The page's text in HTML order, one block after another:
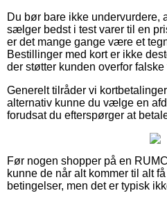
Du bør bare ikke undervurdere,
sælger bedst i test varer til en
er det mange gange være et
Bestillinger med kort er ikke
der støtter kunden overfor
Generelt tilråder vi
alternativ kunne du vælge en
forudsat du efterspørger at
Før nogen shopper på en
kunne de når alt kommer til alt
betingelser, men det er typisk